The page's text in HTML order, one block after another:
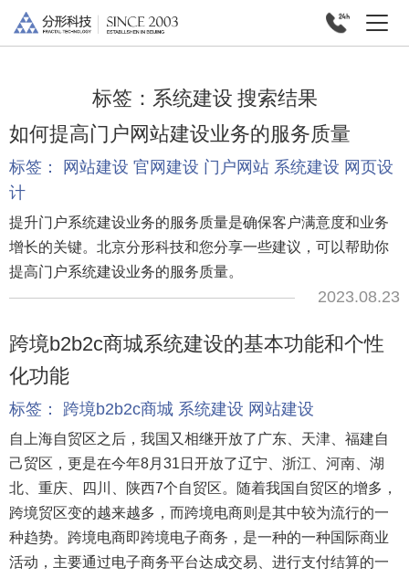
标签： 系统建设 搜索结果
如何提高门户网站建设业务的服务质量
标签： 网站建设 官网建设 门户网站 系统建设 网页设
计
提升门户系统建设业务的服务质量是确保客户满意度和业务
增长的关键。北京分形科技和您分享一些建议，可以帮助你
提高门户系统建设业务的服务质量。
2023.08.23
跨境b2b2c商城系统建设的基本功能和个性
化功能
标签： 跨境b2b2c商城 系统建设 网站建设
自上海自贸区之后，我国又相继开放了广东、天津、福建自
己贸区，更是在今年8月31日开放了辽宁、浙江、河南、湖
北、重庆、四川、陕西7个自贸区。随着我国自贸区的增多，
跨境贸区变的越来越多，而跨境电商则是其中较为流行的一
种趋势。跨境电商即跨境电子商务，是一种的一种国际商业
活动，主要通过电子商务平台达成交易、进行支付结算的一